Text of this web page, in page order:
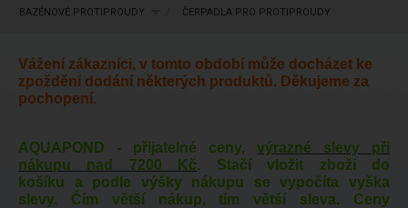
BAZÉNOVÉ PROTIPROUDY
ČERPADLA PRO PROTIPROUDY
Vážení zákazníci, v tomto období může docházet ke
zpoždění dodání některých produktů. Děkujeme za
pochopení.
AQUAPOND - přijatelné ceny, výrazné slevy při
nákupu nad 7200 Kč. Stačí vložit zboží do
košíku a podle výšky nákupu se vypočíta vyška
slevy. Čím větší nákup, tím větší sleva. Ceny